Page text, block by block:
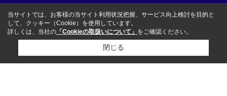
当サイトでは、お客様の当サイト利用状況把握、サービス向上検討を目的と
して、クッキー（Cookie）を使用しています。
詳しくは、当社の 「Cookieの取扱いについて」 をご確認ください。
閉じる